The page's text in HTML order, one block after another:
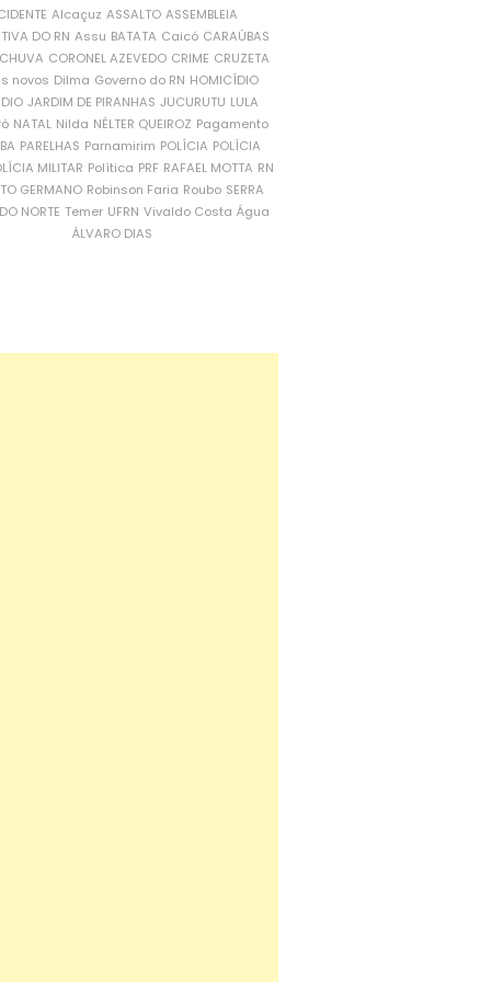
Alcaçuz ASSALTO ASSEMBLEIA
DO RN Assu BATATA Caicó CARAÚBAS
CORONEL AZEVEDO CRIME CRUZETA
novos Dilma Governo do RN HOMICÍDIO
JARDIM DE PIRANHAS JUCURUTU LULA
NATAL Nilda NÉLTER QUEIROZ Pagamento
PARELHAS Parnamirim POLÍCIA POLÍCIA
MILITAR Política PRF RAFAEL MOTTA RN
GERMANO Robinson Faria Roubo SERRA
NORTE Temer UFRN Vivaldo Costa Água
ÁLVARO DIAS